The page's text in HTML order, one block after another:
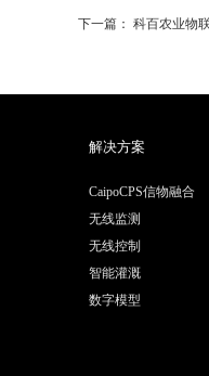
下一篇： 科百农业物
解决方案
CaipoCPS信物融合
无线监测
无线控制
智能灌溉
数字模型